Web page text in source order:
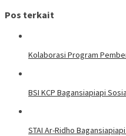
Pos terkait
Kolaborasi Program
BSI KCP Bagansiapiapi
STAI Ar-Ridho